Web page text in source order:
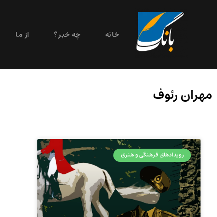
خانه چه خبر؟ از ما
مهران رئوف
رویدادهای فرهنگی و هنری